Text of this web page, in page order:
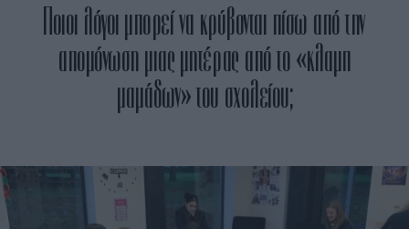
Ποιοι λόγοι μπορεί να κρύβονται πίσω από την
απομόνωση μιας μητέρας από το «κλαμπ
μαμάδων» του σχολείου;